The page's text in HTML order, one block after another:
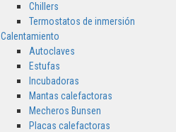
Chillers
Termostatos de inmersión
Calentamiento
Autoclaves
Estufas
Incubadoras
Mantas calefactoras
Mecheros Bunsen
Placas calefactoras